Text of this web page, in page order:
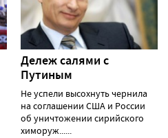
Дележ салями с
Путиным
Не успели высохнуть чернила
на соглашении США и России
об уничтожении сирийского
химоруж......